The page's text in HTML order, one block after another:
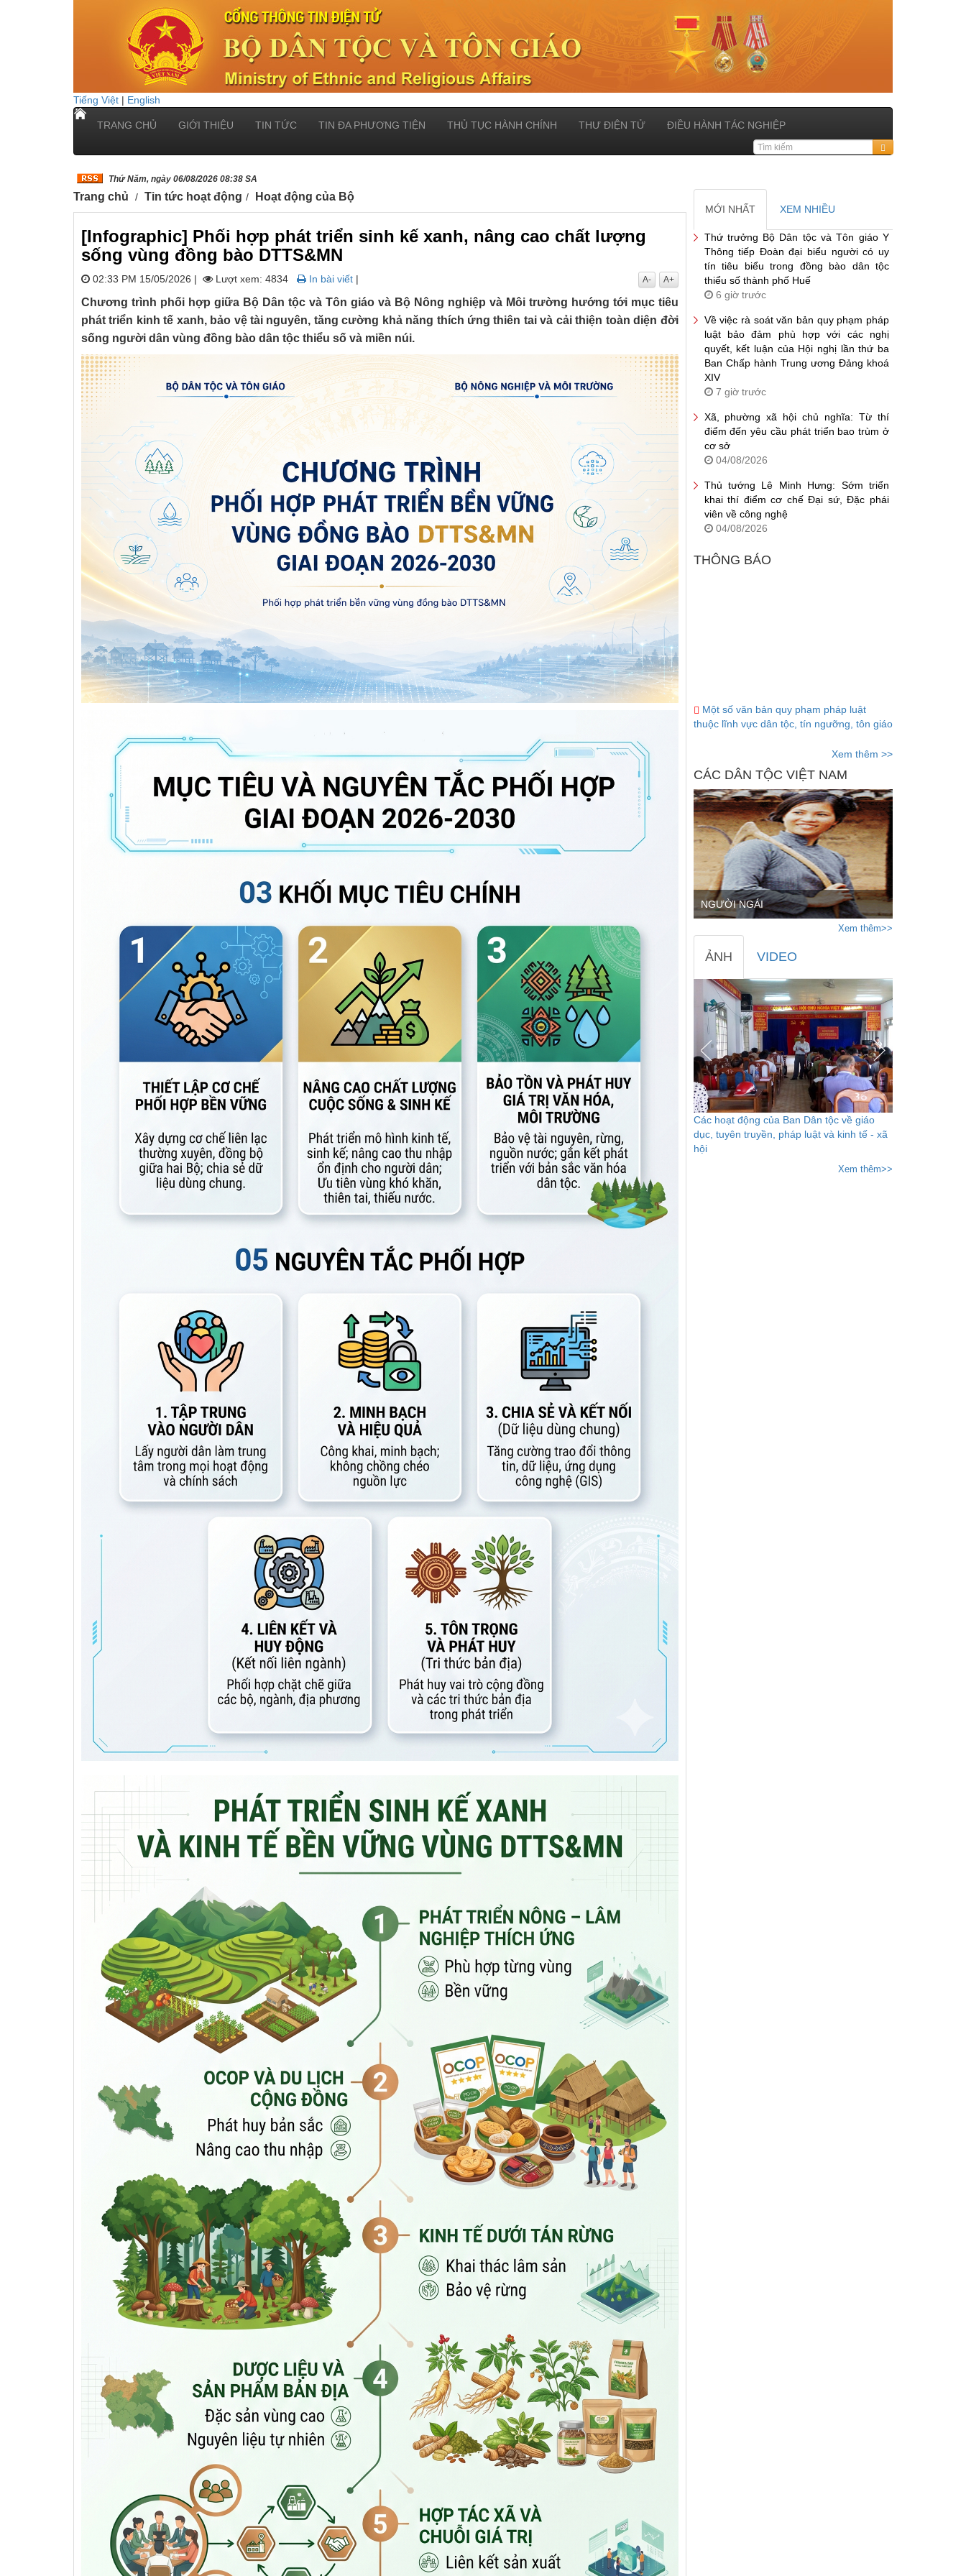
Tiếng Việt | English
TRANG CHỦ GIỚI THIỆU TIN TỨC TIN ĐA PHƯƠNG TIỆN THỦ TỤC HÀNH CHÍNH THƯ ĐIỆN TỬ ĐIỀU HÀNH TÁC NGHIỆP
Thứ Năm, ngày 06/08/2026 08:38 SA
Trang chủ Tin tức hoạt động Hoạt động của Bộ
[Infographic] Phối hợp phát triển sinh kế xanh, nâng cao chất lượng
sống vùng đồng bào DTTS&MN
02:33 PM 15/05/2026 | Lượt xem: 4834 In bài viết | A+
A-
Chương trình phối hợp giữa Bộ Dân tộc và Tôn giáo và Bộ Nông nghiệp và Môi trường hướng tới mục tiêu
phát triển kinh tế xanh, bảo vệ tài nguyên, tăng cường khả năng thích ứng thiên tai và cải thiện toàn diện đời
sống người dân vùng đồng bào dân tộc thiểu số và miền núi.
MỚI NHẤT XEM NHIỀU
Thứ trưởng Bộ Dân tộc và Tôn giáo Y
Thông tiếp Đoàn đại biểu người có uy
tín tiêu biểu trong đồng bào dân tộc
thiểu số thành phố Huế
6 giờ trước
Về việc rà soát văn bản quy phạm pháp
luật bảo đảm phù hợp với các nghị
quyết, kết luận của Hội nghị lần thứ ba
Ban Chấp hành Trung ương Đảng khoá
XIV
7 giờ trước
Xã, phường xã hội chủ nghĩa: Từ thí
điểm đến yêu cầu phát triển bao trùm ở
cơ sở
04/08/2026
Thủ tướng Lê Minh Hưng: Sớm triển
khai thí điểm cơ chế Đại sứ, Đặc phái
viên về công nghệ
04/08/2026
THÔNG BÁO
Bộ Dân tộc và Tôn giáo ban hành Thông
tư số 02/2026/TT-BDTTG
(10/06/2026)
Xem thêm >>
CÁC DÂN TỘC VIỆT NAM
NGƯỜI NGÁI
Xem thêm>>
ẢNH VIDEO
Các hoạt động của Ban Dân tộc về giáo
dục, tuyên truyền, pháp luật và kinh tế - xã
hội
Xem thêm>>